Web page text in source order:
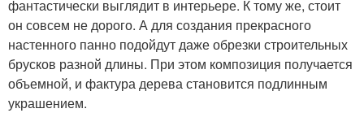
фантастически выглядит в интерьере. К тому же, стоит
он совсем не дорого. А для создания прекрасного
настенного панно подойдут даже обрезки строительных
брусков разной длины. При этом композиция получается
объемной, и фактура дерева становится подлинным
украшением.